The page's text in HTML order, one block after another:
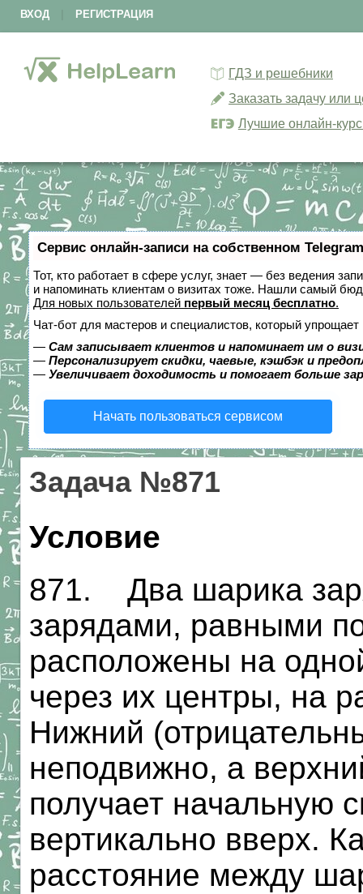
ВХОД РЕГИСТРАЦИЯ
ГДЗ и решебники
Заказать задачу или
Лучшие онлайн-
Сервис онлайн-записи на собственном
Тот, кто работает в сфере услуг, знает — без ведения
и напоминать клиентам о визитах тоже. Нашли самый
Для новых пользователей первый месяц бесплатно.
Чат-бот для мастеров и специалистов, который упрощает
— Сам записывает клиентов и напоминает им о
— Персонализирует скидки, чаевые, кэшбэк и
— Увеличивает доходимость и помогает больше
Начать пользоваться сервисом
Задача №871
Условие
871. Два шарика
зарядами, равными
расположены на
через их центры, на
Нижний
неподвижно, а
получает начальную
вертикально вверх.
расстояние между